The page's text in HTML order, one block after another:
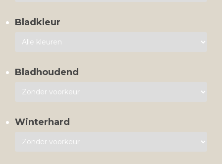
Bladkleur
Bladhoudend
Winterhard